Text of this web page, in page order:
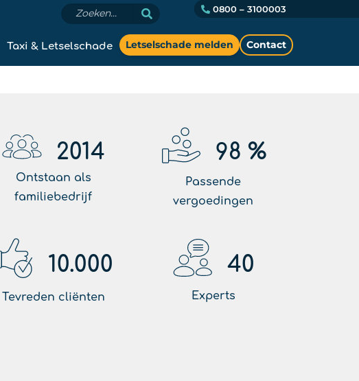
0800 – 3100003
Taxi & Letselschade Letselschade melden Contact
2014
Ontstaan als
familiebedrijf
98 %
Passende
vergoedingen
10.000
Tevreden cliënten
40
Experts